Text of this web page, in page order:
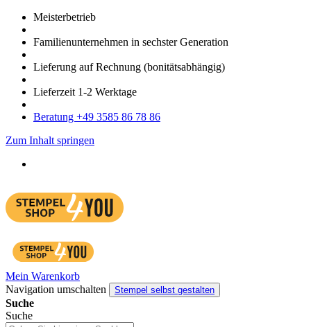
Meister­betrieb
Familien­unter­nehmen in sechster Gene­ration
Lieferung auf Rech­nung (bonitätsabhängig)
Liefer­zeit 1-2 Werk­tage
Bera­tung +49 3585 86 78 86
Zum Inhalt springen
Mein Warenkorb
Navigation umschalten
Stempel selbst gestalten
Suche
Suche